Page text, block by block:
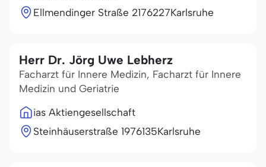
Ellmendinger Straße 2176227Karlsruhe
Herr Dr. Jörg Uwe Lebherz
Facharzt für Innere Medizin, Facharzt für Innere
Medizin und Geriatrie
ias Aktiengesellschaft
Steinhäuserstraße 1976135Karlsruhe